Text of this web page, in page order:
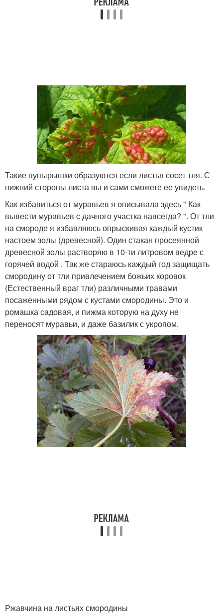
Такие пупырышки образуются если листья сосет тля. С
нижний стороны листа вы и сами сможете ее увидеть.
Как избавиться от муравьев я описывала здесь " Как
вывести муравьев с дачного участка навсегда? ". От тли
на смороде я избавляюсь опрыскивая каждый кустик
настоем золы (древесной). Один стакан просеянной
древесной золы растворяю в 10-ти литровом ведре с
горячей водой . Так же стараюсь каждый год защищать
смородину от тли привлечением божьих коровок
(Естественный враг тли) различными травами
посаженными рядом с кустами смородины. Это и
ромашка садовая, и пижма которую на духу не
переносят муравьи, и даже базилик с укропом.
Ржавчина на листьях смородины